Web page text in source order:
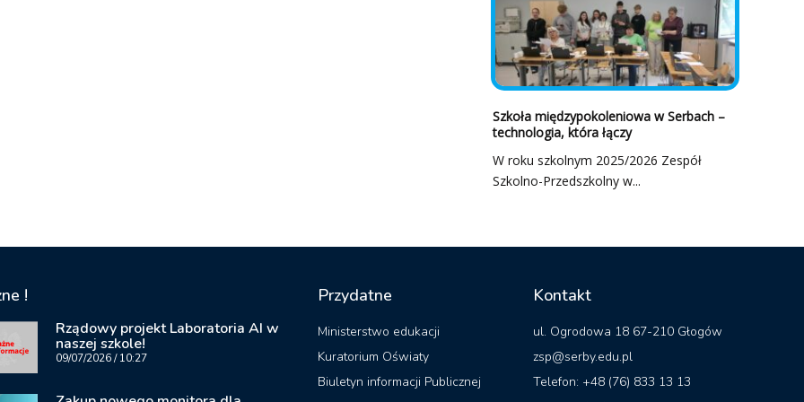
Szkoła międzypokoleniowa w Serbach –
technologia, która łączy
W roku szkolnym 2025/2026 Zespół
Szkolno-Przedszkolny w...
!
Rządowy projekt Laboratoria AI w
naszej szkole!
09/07/202610:27
Przydatne
Ministerstwo edukacji
Kuratorium Oświaty
Biuletyn informacji Publicznej
Kontakt
ul. Ogrodowa 18 67-210 Głogów
zsp@serby.edu.pl
Telefon: +48 (76) 833 13 13